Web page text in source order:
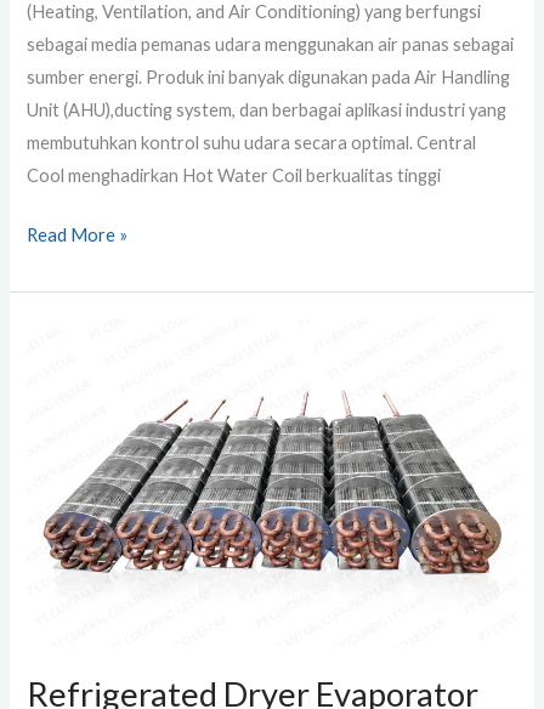
(Heating, Ventilation, and Air Conditioning) yang berfungsi
sebagai media pemanas udara menggunakan air panas sebagai
sumber energi. Produk ini banyak digunakan pada Air Handling
Unit (AHU),ducting system, dan berbagai aplikasi industri yang
membutuhkan kontrol suhu udara secara optimal. Central
Cool menghadirkan Hot Water Coil berkualitas tinggi
Read More »
Refrigerated Dryer Evaporator